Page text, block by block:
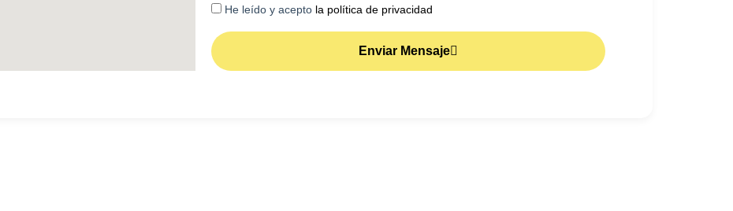
He leído y acepto la política de privacidad
Enviar Mensaje